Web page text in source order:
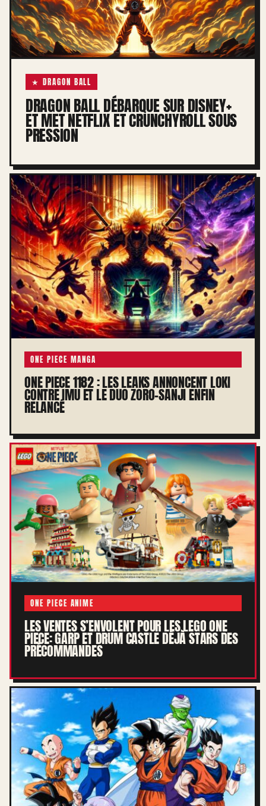
★ DRAGON BALL
DRAGON BALL DÉBARQUE SUR DISNEY+
ET MET NETFLIX ET CRUNCHYROLL SOUS
PRESSION
ONE PIECE MANGA
ONE PIECE 1182 : LES LEAKS ANNONCENT LOKI
CONTRE IMU ET LE DUO ZORO-SANJI ENFIN
RELANCÉ
ONE PIECE ANIME
LES VENTES S’ENVOLENT POUR LES LEGO ONE
PIECE: GARP ET DRUM CASTLE DÉJÀ STARS DES
PRÉCOMMANDES